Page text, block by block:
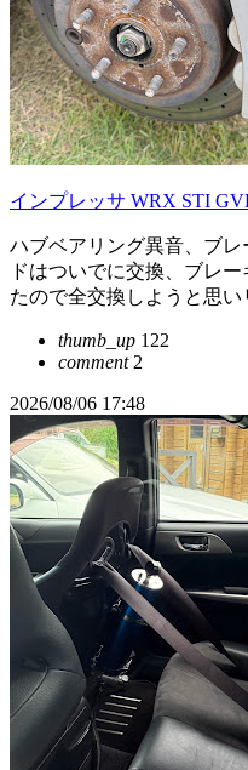
インプレッサ WRX STI
ハブベアリング異音、ブ
ドはついでに交換、ブレ
たので全交換しようと思
thumb_up 122
comment2
2026/08/06 17:48